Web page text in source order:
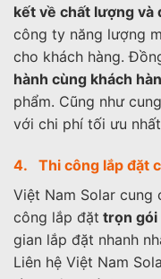
kết về chất lượng và
công ty năng lượng
cho khách hàng.
hành cùng khách
phẩm. Cũng như
với chi phí tối ưu
4. Thi công lắp đặt
Việt Nam Solar cung
công lắp đặt trọn gói
gian lắp đặt nhanh
Liên hệ Việt Nam